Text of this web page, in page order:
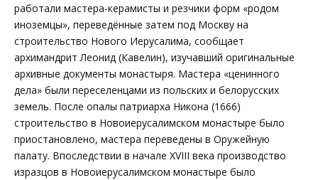
работали мастера-керамисты и резчики форм «родом
иноземцы», переведённые затем под Москву на
строительство Нового Иерусалима, сообщает
архимандрит Леонид (Кавелин), изучавший оригинальные
архивные документы монастыря. Мастера «ценинного
дела» были переселенцами из польских и белорусских
земель. После опалы патриарха Никона (1666)
строительство в Новоиерусалимском монастыре было
приостановлено, мастера переведены в Оружейную
палату. Впоследствии в начале XVIII века производство
изразцов в Новоиерусалимском монастыре было